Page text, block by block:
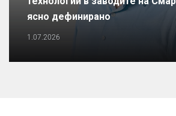
ясно дефинирано
1.07.2026